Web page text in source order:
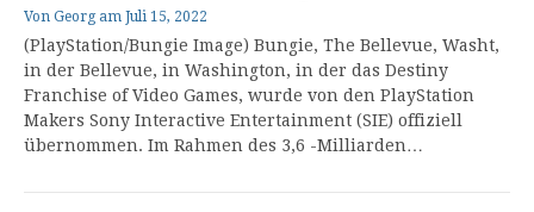
Von Georg am Juli 15, 2022
(PlayStation/Bungie Image) Bungie, The Bellevue, Washt,
in der Bellevue, in Washington, in der das Destiny
Franchise of Video Games, wurde von den PlayStation
Makers Sony Interactive Entertainment (SIE) offiziell
übernommen. Im Rahmen des 3,6 -Milliarden…